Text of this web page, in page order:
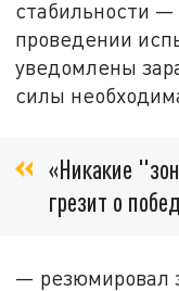
стабильности
проведении
уведомлены
силы
«Никакие
грезит о
— резюмировал